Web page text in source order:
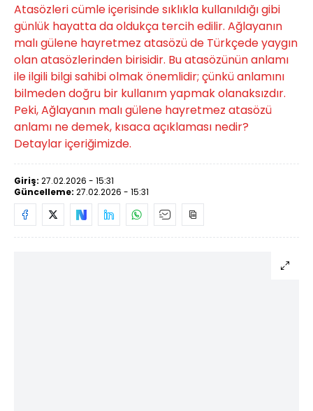
Atasözleri cümle içerisinde sıklıkla kullanıldığı gibi
günlük hayatta da oldukça tercih edilir. Ağlayanın
malı gülene hayretmez atasözü de Türkçede yaygın
olan atasözlerinden birisidir. Bu atasözünün anlamı
ile ilgili bilgi sahibi olmak önemlidir; çünkü anlamını
bilmeden doğru bir kullanım yapmak olanaksızdır.
Peki, Ağlayanın malı gülene hayretmez atasözü
anlamı ne demek, kısaca açıklaması nedir?
Detaylar içeriğimizde.
Giriş: 27.02.2026 - 15:31
Güncelleme: 27.02.2026 - 15:31